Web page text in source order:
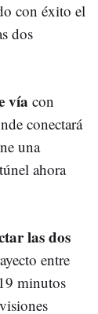
con éxito el
dos
vía con
conectará
una
ahora
las dos
entre
minutos